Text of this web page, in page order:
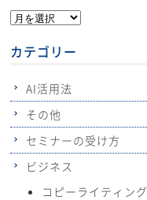
カテゴリー
AI活用法
その他
セミナーの受け方
ビジネス
コピーライティング